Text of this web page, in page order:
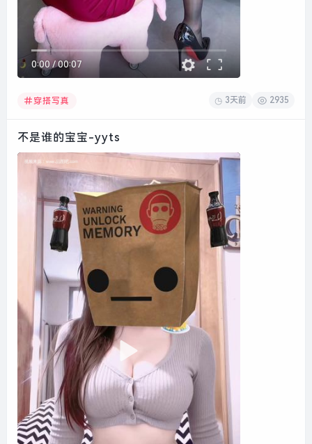
0:00/00:07
穿搭写真 3天前 2935
不是谁的宝宝-yyts